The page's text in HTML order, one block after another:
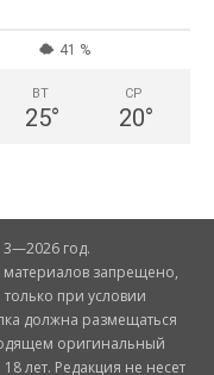
41 %
ВТ
25°
СР
20°
год.
запрещено,
при условии
должна размещаться
оригинальный
лет. Редакция не несет